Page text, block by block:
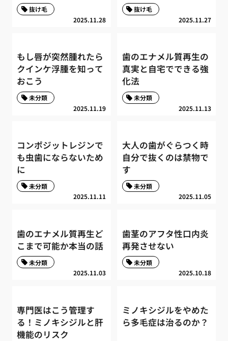
2025.11.28
抜け毛
2025.11.27
抜け毛
もし唇が突然腫れたら
クインケ浮腫を知って
おこう
2025.11.19
未分類
歯のエナメル質再生の
真実と自宅でできる強
化法
2025.11.13
未分類
コンポジットレジンで
も虫歯にならないため
に
2025.11.11
未分類
大人の歯がぐらつく時
自分で抜くのは禁物で
す
2025.11.05
未分類
歯のエナメル質再生ど
こまで可能か本当の話
2025.11.03
未分類
歯茎のアフタ性口内炎
再発させない
2025.10.18
未分類
専門医はこう管理す
る！ミノキシジルと肝
機能のリスク
ミノキシジルをやめた
ら多毛症は治るのか？